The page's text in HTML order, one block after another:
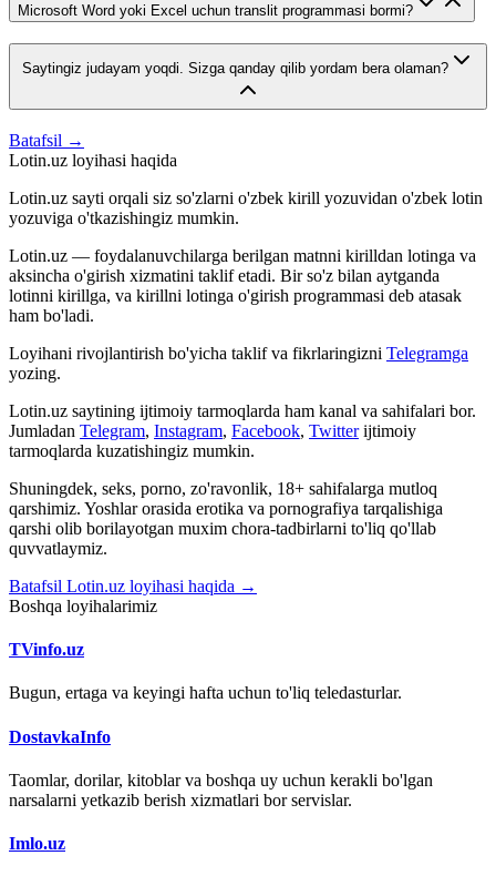
Microsoft Word yoki Excel uchun translit programmasi bormi?
Saytingiz judayam yoqdi. Sizga qanday qilib yordam bera olaman?
Batafsil →
Lotin.uz loyihasi haqida
Lotin.uz sayti orqali siz so'zlarni o'zbek kirill yozuvidan o'zbek lotin
yozuviga o'tkazishingiz mumkin.
Lotin.uz — foydalanuvchilarga berilgan matnni kirilldan lotinga va
aksincha o'girish xizmatini taklif etadi. Bir so'z bilan aytganda
lotinni kirillga, va kirillni lotinga o'girish programmasi deb atasak
ham bo'ladi.
Loyihani rivojlantirish bo'yicha taklif va fikrlaringizni Telegramga
yozing.
Lotin.uz saytining ijtimoiy tarmoqlarda ham kanal va sahifalari bor.
Jumladan Telegram, Instagram, Facebook, Twitter ijtimoiy
tarmoqlarda kuzatishingiz mumkin.
Shuningdek, seks, porno, zo'ravonlik, 18+ sahifalarga mutloq
qarshimiz. Yoshlar orasida erotika va pornografiya tarqalishiga
qarshi olib borilayotgan muxim chora-tadbirlarni to'liq qo'llab
quvvatlaymiz.
Batafsil Lotin.uz loyihasi haqida →
Boshqa loyihalarimiz
TVinfo.uz
Bugun, ertaga va keyingi hafta uchun to'liq teledasturlar.
DostavkaInfo
Taomlar, dorilar, kitoblar va boshqa uy uchun kerakli bo'lgan
narsalarni yetkazib berish xizmatlari bor servislar.
Imlo.uz